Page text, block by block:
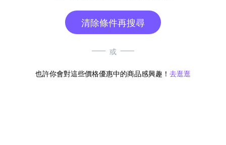
清除條件再搜尋
或
也許你會對這些價格優惠中的商品感興趣！ 去逛逛